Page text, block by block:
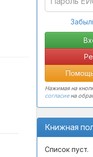
Нажимая на
согласиена
Книжная
Список пуст.